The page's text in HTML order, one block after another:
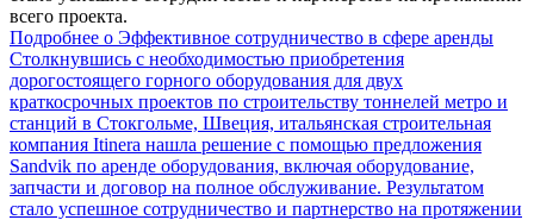
всего проекта.
Подробнее о Эффективное сотрудничество в сфере аренды
Столкнувшись с необходимостью приобретения
дорогостоящего горного оборудования для двух
краткосрочных проектов по строительству тоннелей метро и
станций в Стокгольме, Швеция, итальянская строительная
компания Itinera нашла решение с помощью предложения
Sandvik по аренде оборудования, включая оборудование,
запчасти и договор на полное обслуживание. Результатом
стало успешное сотрудничество и партнерство на протяжении